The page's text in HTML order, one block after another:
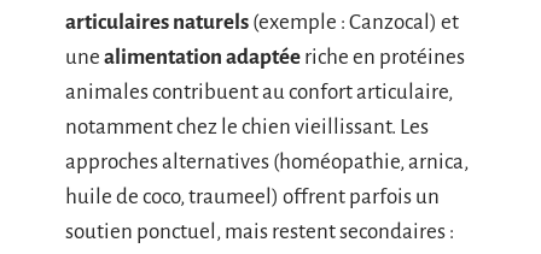
articulaires naturels (exemple : Canzocal) et
une alimentation adaptée riche en protéines
animales contribuent au confort articulaire,
notamment chez le chien vieillissant. Les
approches alternatives (homéopathie, arnica,
huile de coco, traumeel) offrent parfois un
soutien ponctuel, mais restent secondaires :